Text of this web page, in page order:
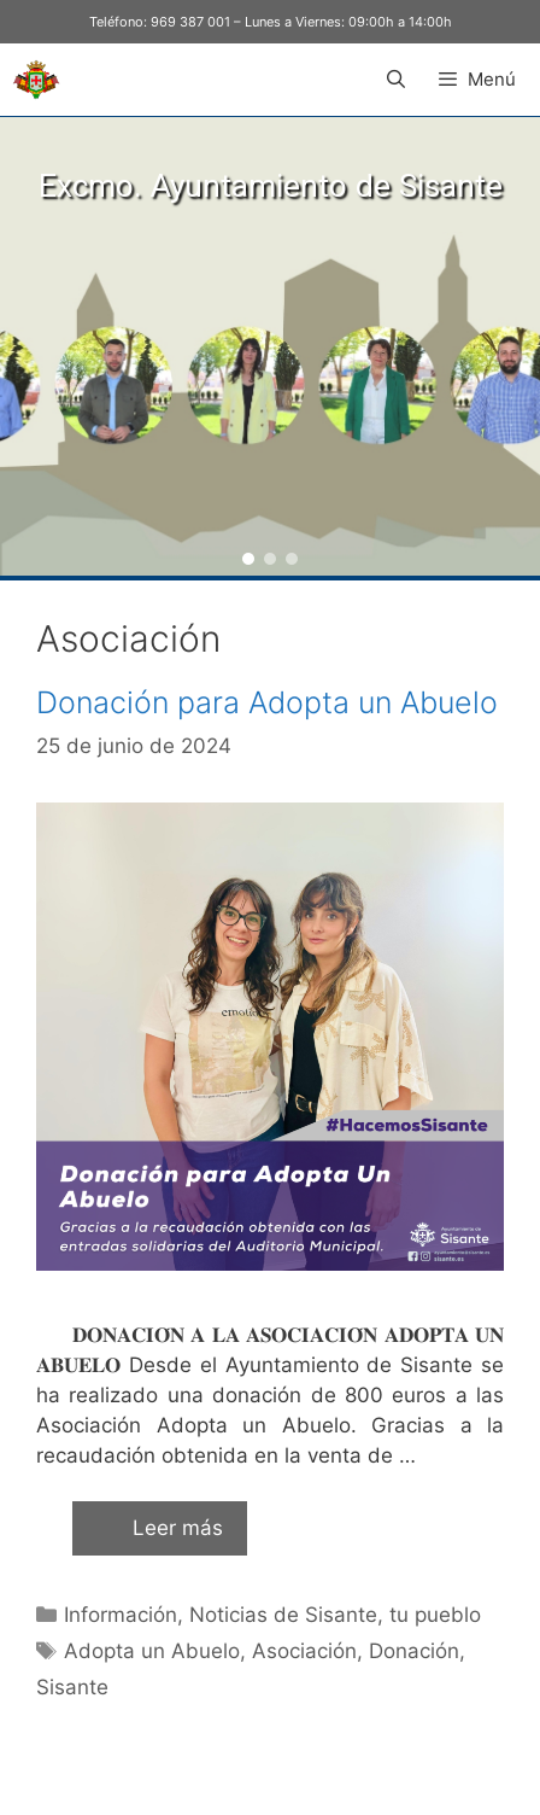
Teléfono: 969 387 001 – Lunes a Viernes: 09:00h a 14:00h
Menú
Excmo. Ayuntamiento de Sisante
Asociación
Donación para Adopta un Abuelo
25 de junio de 2024
𝐃𝐎𝐍𝐀𝐂𝐈𝐎́𝐍 𝐀 𝐋𝐀 𝐀𝐒𝐎𝐂𝐈𝐀𝐂𝐈𝐎́𝐍 𝐀𝐃𝐎𝐏𝐓𝐀 𝐔𝐍
𝐀𝐁𝐔𝐄𝐋𝐎 Desde el Ayuntamiento de Sisante se
ha realizado una donación de 800 euros a las
Asociación Adopta un Abuelo. Gracias a la
recaudación obtenida en la venta de …
Leer más
Información, Noticias de Sisante, tu pueblo
Adopta un Abuelo,Asociación, Donación,
Sisante